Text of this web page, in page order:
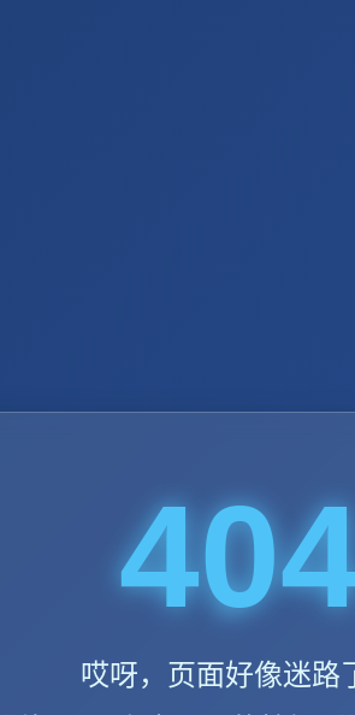
哎呀，页面好像迷路